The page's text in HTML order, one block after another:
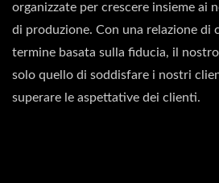
organizzate per crescere insieme ai
di produzione. Con una relazione di
termine basata sulla fiducia, il
solo quello di soddisfare i nostri
superare le aspettative dei clienti.